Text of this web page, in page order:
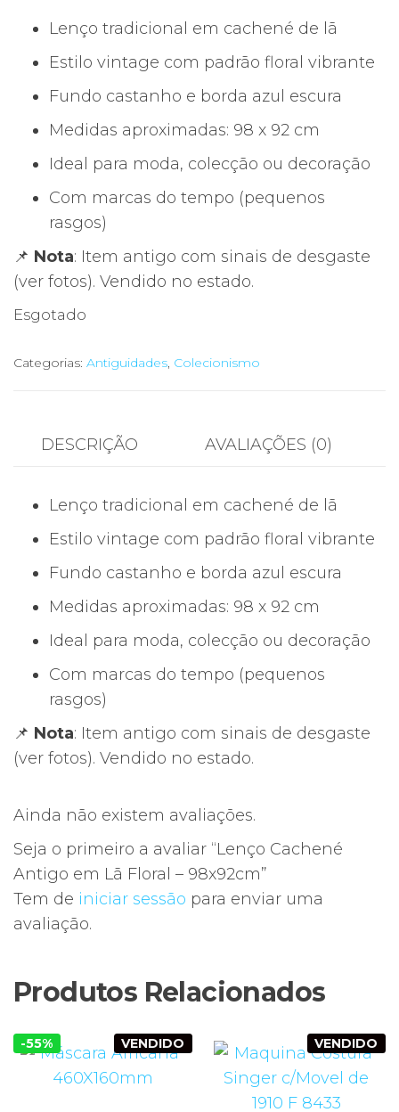
Lenço tradicional em cachené de lã
Estilo vintage com padrão floral vibrante
Fundo castanho e borda azul escura
Medidas aproximadas: 98 x 92 cm
Ideal para moda, colecção ou decoração
Com marcas do tempo (pequenos
rasgos)
📌 Nota: Item antigo com sinais de desgaste
(ver fotos). Vendido no estado.
Esgotado
Categorias: Antiguidades, Colecionismo
DESCRIÇÃO AVALIAÇÕES (0)
Lenço tradicional em cachené de lã
Estilo vintage com padrão floral vibrante
Fundo castanho e borda azul escura
Medidas aproximadas: 98 x 92 cm
Ideal para moda, colecção ou decoração
Com marcas do tempo (pequenos
rasgos)
📌 Nota: Item antigo com sinais de desgaste
(ver fotos). Vendido no estado.
Ainda não existem avaliações.
Seja o primeiro a avaliar “Lenço Cachené
Antigo em Lã Floral – 98x92cm”
Tem de iniciar sessão para enviar uma
avaliação.
Produtos Relacionados
-55% VENDIDO VENDIDO